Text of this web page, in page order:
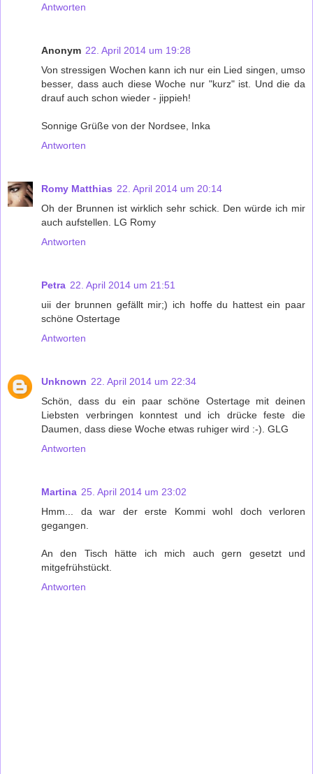
Antworten
Anonym 22. April 2014 um 19:28
Von stressigen Wochen kann ich nur ein Lied singen, umso
besser, dass auch diese Woche nur "kurz" ist. Und die da
drauf auch schon wieder - jippieh!
Sonnige Grüße von der Nordsee, Inka
Antworten
Romy Matthias 22. April 2014 um 20:14
Oh der Brunnen ist wirklich sehr schick. Den würde ich mir
auch aufstellen. LG Romy
Antworten
Petra 22. April 2014 um 21:51
uii der brunnen gefällt mir;) ich hoffe du hattest ein paar
schöne Ostertage
Antworten
Unknown 22. April 2014 um 22:34
Schön, dass du ein paar schöne Ostertage mit deinen
Liebsten verbringen konntest und ich drücke feste die
Daumen, dass diese Woche etwas ruhiger wird :-). GLG
Antworten
Martina 25. April 2014 um 23:02
Hmm... da war der erste Kommi wohl doch verloren
gegangen.
An den Tisch hätte ich mich auch gern gesetzt und
mitgefrühstückt.
Antworten